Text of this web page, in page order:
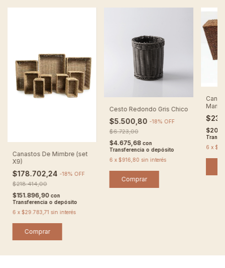
Canastos De Mimbre (set
X9)
$178.702,24 -18% OFF
$218.414,00
$151.896,90 con
Transferencia o depósito
6 x $29.783,71 sin interés
Comprar
Cesto Redondo Gris Chico
$5.500,80 -18% OFF
$6.723,00
$4.675,68 con
Transferencia o depósito
6 x $916,80 sin interés
Tapa
6 x